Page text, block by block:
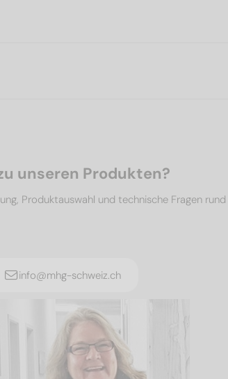
unseren Produkten?
Produktauswahl und technische Fragen
info@mhg-schweiz.ch